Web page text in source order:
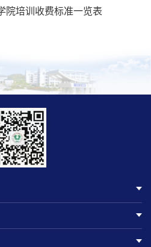
院培训收费标准一览表